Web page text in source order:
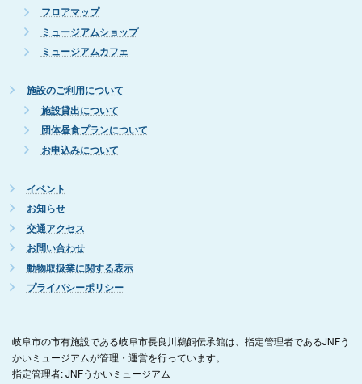
フロアマップ
ミュージアムショップ
ミュージアムカフェ
施設のご利用について
施設貸出について
団体昼食プランについて
お申込みについて
イベント
お知らせ
交通アクセス
お問い合わせ
動物取扱業に関する表示
プライバシーポリシー
岐阜市の市有施設である岐阜市長良川鵜飼伝承館は、指定管理者であるJNFう
かいミュージアムが管理・運営を行っています。
指定管理者: JNFうかいミュージアム